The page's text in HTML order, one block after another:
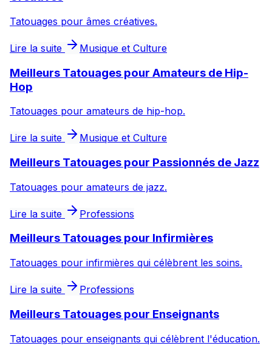
Tatouages pour âmes créatives.
Lire la suite Musique et Culture
Meilleurs Tatouages pour Amateurs de Hip-
Hop
Tatouages pour amateurs de hip-hop.
Lire la suite Musique et Culture
Meilleurs Tatouages pour Passionnés de Jazz
Tatouages pour amateurs de jazz.
Lire la suite Professions
Meilleurs Tatouages pour Infirmières
Tatouages pour infirmières qui célèbrent les soins.
Lire la suite Professions
Meilleurs Tatouages pour Enseignants
Tatouages pour enseignants qui célèbrent l'éducation.